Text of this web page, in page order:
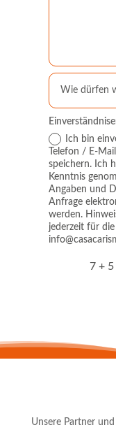
Ich bin
Telefon / E-
speichern. Ich
Kenntnis
Angaben und
Anfrage
werden.
jederzeit für
7 + 5
Unsere Partner